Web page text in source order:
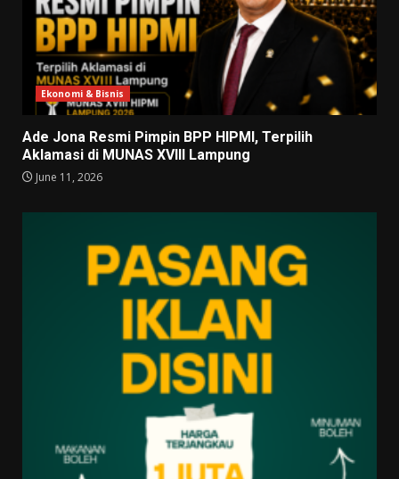
Ekonomi & Bisnis
Ade Jona Resmi Pimpin BPP HIPMI, Terpilih
Aklamasi di MUNAS XVIII Lampung
June 11, 2026